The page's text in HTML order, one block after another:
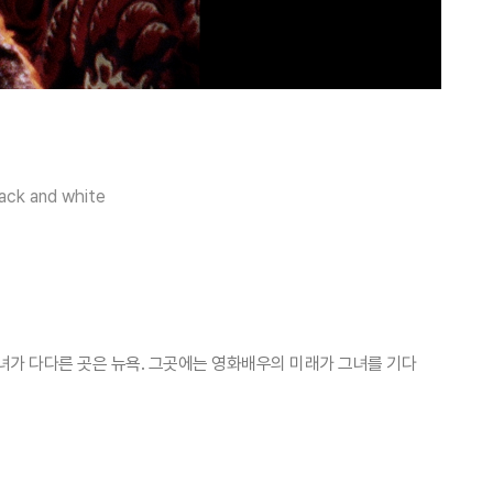
and white
다다른 곳은 뉴욕. 그곳에는 영화배우의 미래가 그녀를 기다